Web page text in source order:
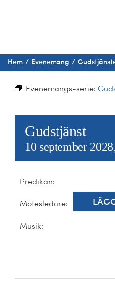
Hem
Om
Barn
Hem Evenemang
Evenemangs-serie:
Gudstjänst
10 september
Predikan:
Mötesledare:
Musik: